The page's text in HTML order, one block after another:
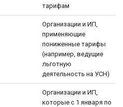
тарифам
Организации и ИП,
применяющие
пониженные тарифы
(например, ведущие
льготную
деятельность на УСН)
Организации и ИП,
которые с 1 января по